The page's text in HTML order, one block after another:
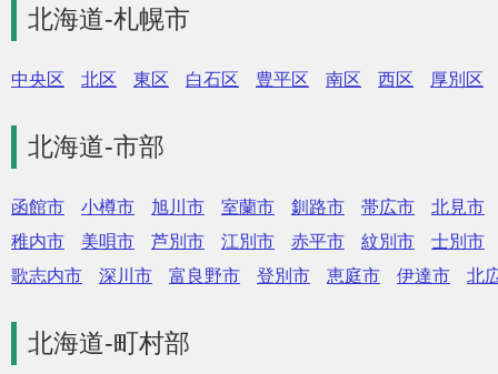
北海道-札幌市
中央区 北区 東区 白石区 豊平区 南区 西区 厚別区
北海道-市部
函館市 小樽市 旭川市 室蘭市 釧路市 帯広市
北見市
稚内市
美唄市 芦別市 江別市 赤平市 紋別市
士別市
歌志内市
深川市 富良野市 登別市 恵庭市 伊達市 北
北海道-町村部